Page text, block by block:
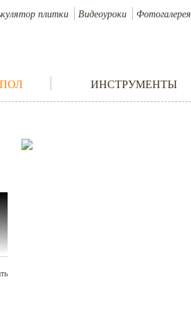
плитки Видеоуроки Фотогалерея
ИНСТРУМЕНТЫ